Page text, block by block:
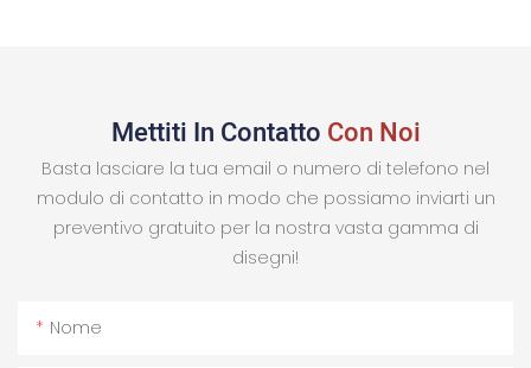
Mettiti In Contatto Con Noi
Basta lasciare la tua email o numero di telefono nel
modulo di contatto in modo che possiamo inviarti un
preventivo gratuito per la nostra vasta gamma di
disegni!
Nome